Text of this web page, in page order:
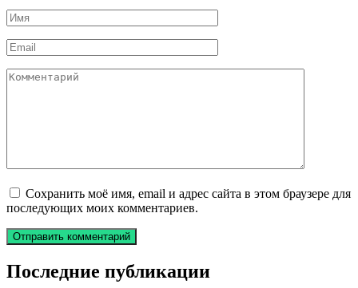
Имя
*
Email
*
Комментарий
Сохранить моё имя, email и адрес сайта в этом браузере для
последующих моих комментариев.
Последние публикации